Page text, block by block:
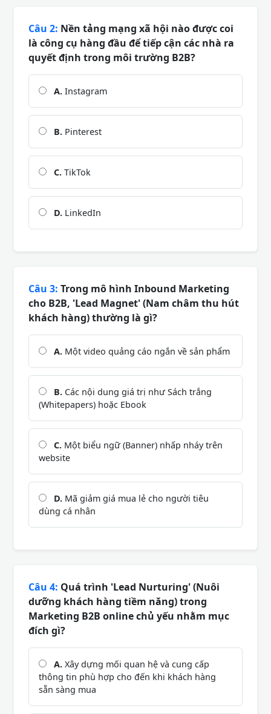
Câu 2: Nền tảng mạng xã hội nào được coi
là công cụ hàng đầu để tiếp cận các nhà ra
quyết định trong môi trường B2B?
A. Instagram
B. Pinterest
C. TikTok
D. LinkedIn
Câu 3: Trong mô hình Inbound Marketing
cho B2B, 'Lead Magnet' (Nam châm thu hút
khách hàng) thường là gì?
A. Một video quảng cáo ngắn về sản phẩm
B. Các nội dung giá trị như Sách trắng
(Whitepapers) hoặc Ebook
C. Một biểu ngữ (Banner) nhấp nháy trên
website
D. Mã giảm giá mua lẻ cho người tiêu
dùng cá nhân
Câu 4: Quá trình 'Lead Nurturing' (Nuôi
dưỡng khách hàng tiềm năng) trong
Marketing B2B online chủ yếu nhằm mục
đích gì?
A. Xây dựng mối quan hệ và cung cấp
thông tin phù hợp cho đến khi khách hàng
sẵn sàng mua